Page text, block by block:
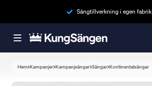
Sängtillverkning i egen fabrik
Hem Kampanjer Kampanjsängar Sängar Kontinentalsängar